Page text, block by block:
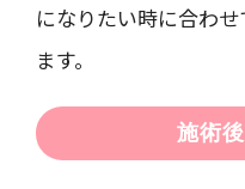
になりたい時に合わ
ます。
施術